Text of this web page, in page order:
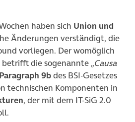
haben sich Union und
Änderungen verständigt, die
vorliegen. Der womöglich
die sogenannte „Causa
9bdes BSI-Gesetzes
technischen Komponenten in
, der mit dem IT-SiG 2.0